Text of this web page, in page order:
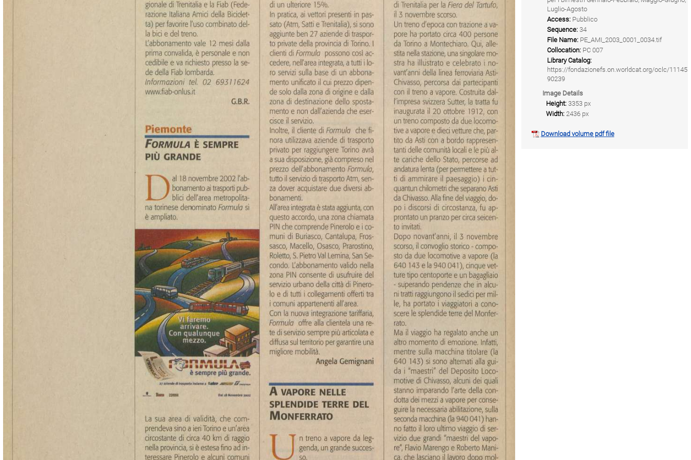
Luglio-Agosto
Access: Pubblico
Sequence: 34
File Name: PE_AMI_2003_0001_0034.tif
Collocation: PC 007
Library Catalog:
https://fondazionefs.on.worldcat.org/oclc/11145
90239
Image Details
Height: 3353 px
Width: 2436 px
Download volume pdf file